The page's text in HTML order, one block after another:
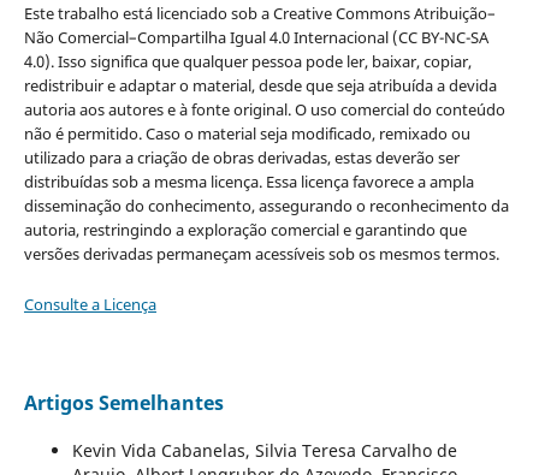
Este trabalho está licenciado sob a Creative Commons Atribuição–
Não Comercial–Compartilha Igual 4.0 Internacional (CC BY-NC-SA
4.0). Isso significa que qualquer pessoa pode ler, baixar, copiar,
redistribuir e adaptar o material, desde que seja atribuída a devida
autoria aos autores e à fonte original. O uso comercial do conteúdo
não é permitido. Caso o material seja modificado, remixado ou
utilizado para a criação de obras derivadas, estas deverão ser
distribuídas sob a mesma licença. Essa licença favorece a ampla
disseminação do conhecimento, assegurando o reconhecimento da
autoria, restringindo a exploração comercial e garantindo que
versões derivadas permaneçam acessíveis sob os mesmos termos.
Consulte a Licença
Artigos Semelhantes
Kevin Vida Cabanelas, Silvia Teresa Carvalho de